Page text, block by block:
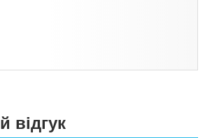
відгук